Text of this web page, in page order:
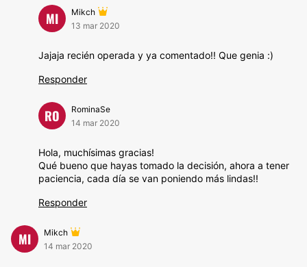
MI
Mikch
13 mar 2020
Jajaja recién operada y ya comentado!! Que genia :)
Responder
RO
RominaSe
14 mar 2020
Hola, muchísimas gracias!
Qué bueno que hayas tomado la decisión, ahora a tener
paciencia, cada día se van poniendo más lindas!!
Responder
MI
Mikch
14 mar 2020